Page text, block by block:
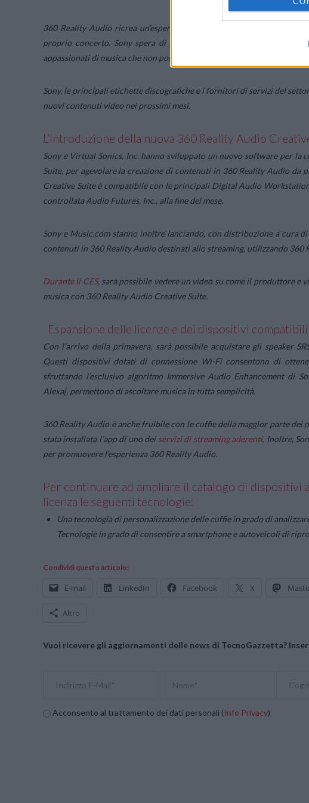
360 Reality Audio ricrea un’esperienza simile a quella della musica
proprio concerto. Sony spera di poter sfruttare questa tecnologia
appassionati di musica che non possono più partecipare a eventi dal vivo
Sony, le principali etichette discografiche e i fornitori di servizi del
nuovi contenuti video nei prossimi mesi.
L’introduzione della nuova 360 Reality Audio
Sony e Virtual Sonics, Inc. hanno sviluppato un nuovo software per
Suite, per agevolare la creazione di contenuti in 360 Reality Audio
Creative Suite è compatibile con le principali Digital Audio
controllata Audio Futures, Inc., alla fine del mese.
Sony e Music.com stanno inoltre lanciando, con distribuzione a cura di
contenuti in 360 Reality Audio destinati allo streaming, utilizzando 360
Durante il CES, sarà possibile vedere un video su come il produttore
musica con 360 Reality Audio Creative Suite.
Espansione delle licenze e dei dispositivi compatibili
Con l’arrivo della primavera, sarà possibile acquistare gli speaker
Questi dispositivi dotati di connessione Wi-Fi consentono di
sfruttando l’esclusivo algoritmo Immersive Audio Enhancement di
Alexa[, permettono di ascoltare musica in tutta semplicità.
360 Reality Audio è anche fruibile con le cuffie della maggior parte
stata installata l’app di uno dei servizi di streaming aderenti. Inoltre,
per promuovere l’esperienza 360 Reality Audio.
Per continuare ad ampliare il catalogo di
licenza le seguenti tecnologie:
Una tecnologia di personalizzazione delle cuffie in grado di
Tecnologie in grado di consentire a smartphone e autoveicoli di
Condividi questo articolo:
E-mail LinkedIn Facebook X
Altro
Vuoi ricevere gli aggiornamenti delle news di TecnoGazzetta?
Acconsento al trattamento dei dati personali (Info Privacy)